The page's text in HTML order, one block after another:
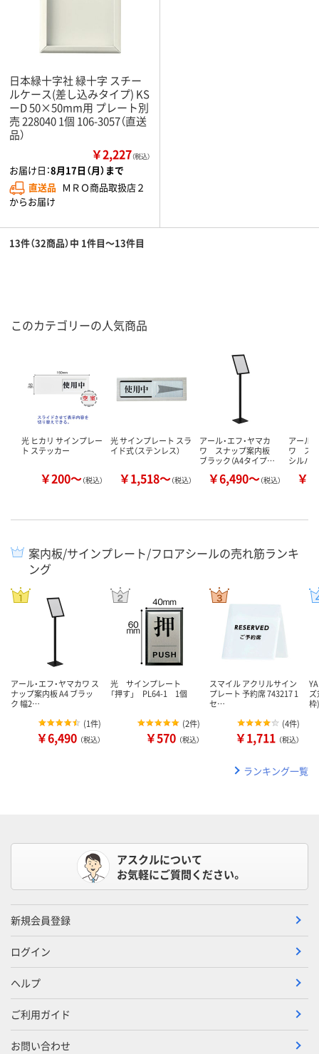
日本緑十字社 緑十字 スチー
ルケース(差し込みタイプ) KS
ーD 50×50mm用 プレート別
売 228040 1個 106-3057（直送
品）
￥2,227（税込）
お届け日：8月17日（月）まで
直送品 ＭＲＯ商品取扱店２
からお届け
13件（32商品）中 1件目～13件目
このカテゴリーの人気商品
光 ヒカリ サインプレー
ト ステッカー
￥200～（税込）
光 サインプレート スラ
イド式（ステンレス）
￥1,518～（税込）
アール・エフ・ヤマカ
ワ スナップ案内板
ブラック（A4タイプ…
￥6,490～（税込）
アール
ワ ス
シルバ
￥
案内板/サインプレート/フロアシールの売れ筋ランキ
ング
アール・エフ・ヤマカワ ス
ナップ案内板 A4 ブラッ
ク 幅2…
(1件)
￥6,490 （税込）
光 サインプレート
「押す」 PL64-1 1個
(2件)
￥570 （税込）
スマイル アクリルサイン
プレート 予約席 743217 1
セ…
(4件)
￥1,711 （税込）
ランキング一覧
アスクルについて
お気軽にご質問ください。
新規会員登録
ログイン
ヘルプ
ご利用ガイド
お問い合わせ